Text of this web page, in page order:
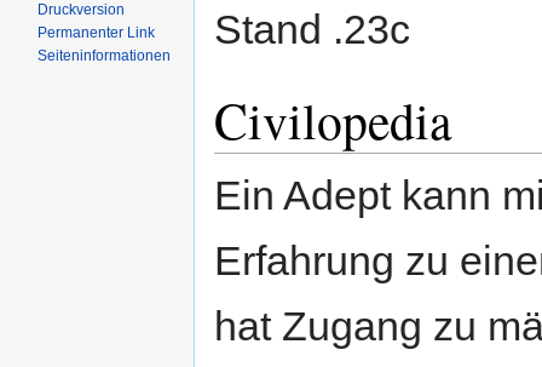
Stand .23c
Civilopedia
Ein Adept kann
Erfahrung zu
hat Zugang zu
Druckversion
Permanenter Link
Seiten­informationen